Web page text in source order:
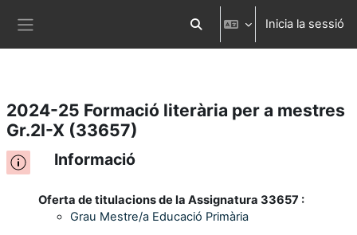
Ves al contingut principal Commuta l'entrada de la cerca
Inicia la sessió
2024-25 Formació literària per a mestres
Gr.2I-X (33657)
Informació
Oferta de titulacions de la Assignatura 33657 :
Grau Mestre/a Educació Primària